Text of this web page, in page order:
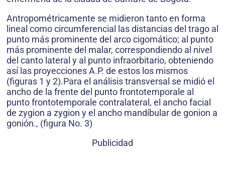
Antropométricamente se midieron tanto en forma
lineal como circumferencial las distancias del trago al
punto más prominente del arco cigomático; al punto
más prominente del malar, correspondiendo al nivel
del canto lateral y al punto infraorbitario, obteniendo
así las proyecciones A.P. de estos los mismos
(figuras 1 y 2).Para el análisis transversal se midió el
ancho de la frente del punto frontotemporale al
punto frontotemporale contralateral, el ancho facial
de zygion a zygion y el ancho mandíbular de gonion a
gonión., (figura No. 3)
Publicidad